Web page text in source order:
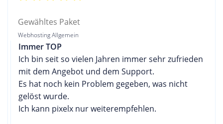
Gewähltes Paket
Webhosting Allgemein
Immer TOP
Ich bin seit so vielen Jahren immer sehr zufrieden
mit dem Angebot und dem Support.
Es hat noch kein Problem gegeben, was nicht
gelöst wurde.
Ich kann pixelx nur weiterempfehlen.